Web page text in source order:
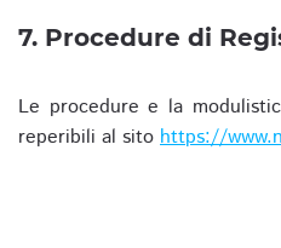
7. Procedure di
Le procedure e la
reperibili al sito https://